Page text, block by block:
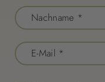
Nachname *
E-Mail *